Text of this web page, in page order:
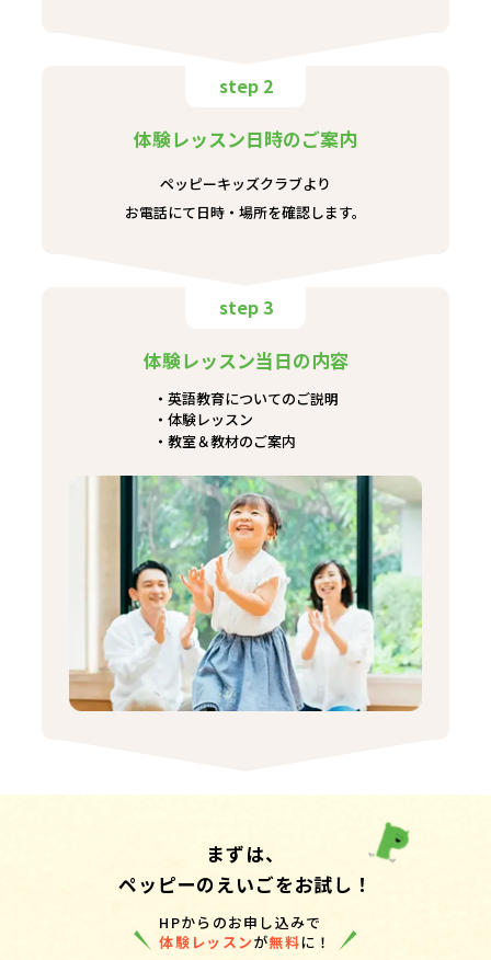
step 2
体験レッスン日時のご案内
ペッピーキッズクラブより
お電話にて日時・場所を確認します。
step 3
体験レッスン当日の内容
英語教育についてのご説明
体験レッスン
教室＆教材のご案内
まずは、
ペッピーのえいごをお試し！
HPからのお申し込みで
体験レッスンが無料に！